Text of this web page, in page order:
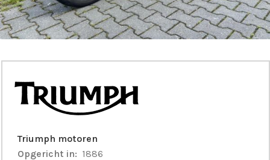
Triumph motoren
Opgericht in: 1886